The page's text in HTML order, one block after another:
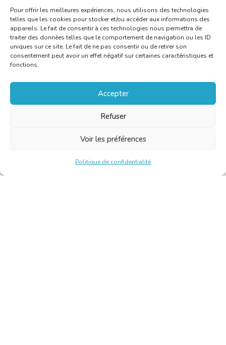
Pour offrir les meilleures expériences, nous utilisons des technologies
telles que les cookies pour stocker et/ou accéder aux informations des
appareils. Le fait de consentir à ces technologies nous permettra de
traiter des données telles que le comportement de navigation ou les ID
uniques sur ce site. Le fait de ne pas consentir ou de retirer son
consentement peut avoir un effet négatif sur certaines caractéristiques et
fonctions.
Accepter
Refuser
Voir les préférences
Politique de confidentialité